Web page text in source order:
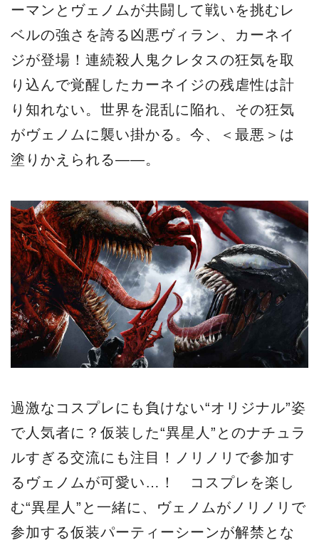
ーマンとヴェノムが共闘して戦いを挑むレ
ベルの強さを誇る凶悪ヴィラン、カーネイ
ジが登場！連続殺人鬼クレタスの狂気を取
り込んで覚醒したカーネイジの残虐性は計
り知れない。世界を混乱に陥れ、その狂気
がヴェノムに襲い掛かる。今、＜最悪＞は
塗りかえられる――。
過激なコスプレにも負けない“オリジナル”姿
で人気者に？仮装した“異星人”とのナチュラ
ルすぎる交流にも注目！ノリノリで参加す
るヴェノムが可愛い…！ コスプレを楽し
む“異星人”と一緒に、ヴェノムがノリノリで
参加する仮装パーティーシーンが解禁とな